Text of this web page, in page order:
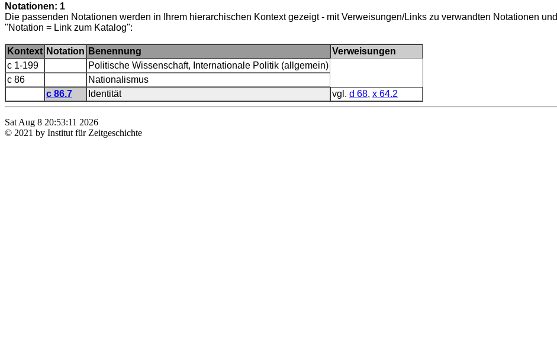
Notationen: 1
Die passenden Notationen werden in Ihrem hierarchischen Kontext gezeigt - mit Verweisungen/Links zu verwandten Notationen und
"Notation = Link zum Katalog":
Kontext Notation Benennung
Verweisungen
c 1-199
Politische Wissenschaft, Internationale Politik (allgemein)
c 86
Nationalismus
c 86.7
Identität vgl. d 68, x 64.2
Sat Aug 8 20:53:11 2026
© 2021 by Institut für Zeitgeschichte